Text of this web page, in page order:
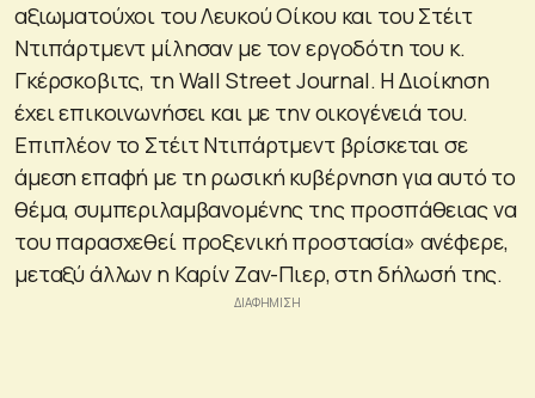
αξιωματούχοι του Λευκού Οίκου και του Στέιτ
Ντιπάρτμεντ μίλησαν με τον εργοδότη του κ.
Γκέρσκοβιτς, τη Wall Street Journal. Η Διοίκηση
έχει επικοινωνήσει και με την οικογένειά του.
Επιπλέον το Στέιτ Ντιπάρτμεντ βρίσκεται σε
άμεση επαφή με τη ρωσική κυβέρνηση για αυτό το
θέμα, συμπεριλαμβανομένης της προσπάθειας να
του παρασχεθεί προξενική προστασία» ανέφερε,
μεταξύ άλλων η Καρίν Ζαν-Πιερ, στη δήλωσή της.